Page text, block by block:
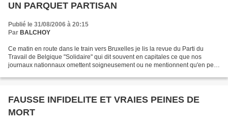
UN PARQUET PARTISAN
Publié le 31/08/2006 à 20:15
Par BALCHOY
Ce matin en route dans le train vers Bruxelles je lis la revue du Parti du
Travail de Belgique "Solidaire" qui dit souvent en capitales ce que nos
journaux nationnaux omettent soigneusement ou ne mentionnent qu'en petit
FAUSSE INFIDELITE ET VRAIES PEINES DE
MORT